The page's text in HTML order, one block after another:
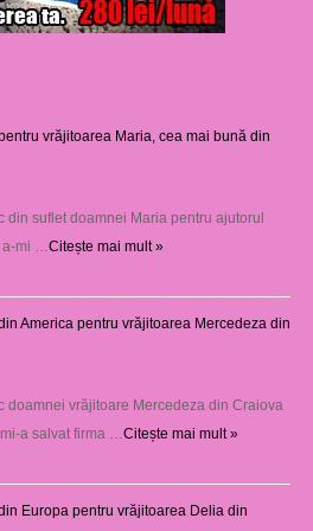
vrăjitoarea Maria, cea mai bună din
din suflet doamnei Maria pentru ajutorul
mi … Citește mai mult »
America pentru vrăjitoarea Mercedeza din
doamnei vrăjitoare Mercedeza din Craiova
a salvat firma … Citește mai mult »
Europa pentru vrăjitoarea Delia din